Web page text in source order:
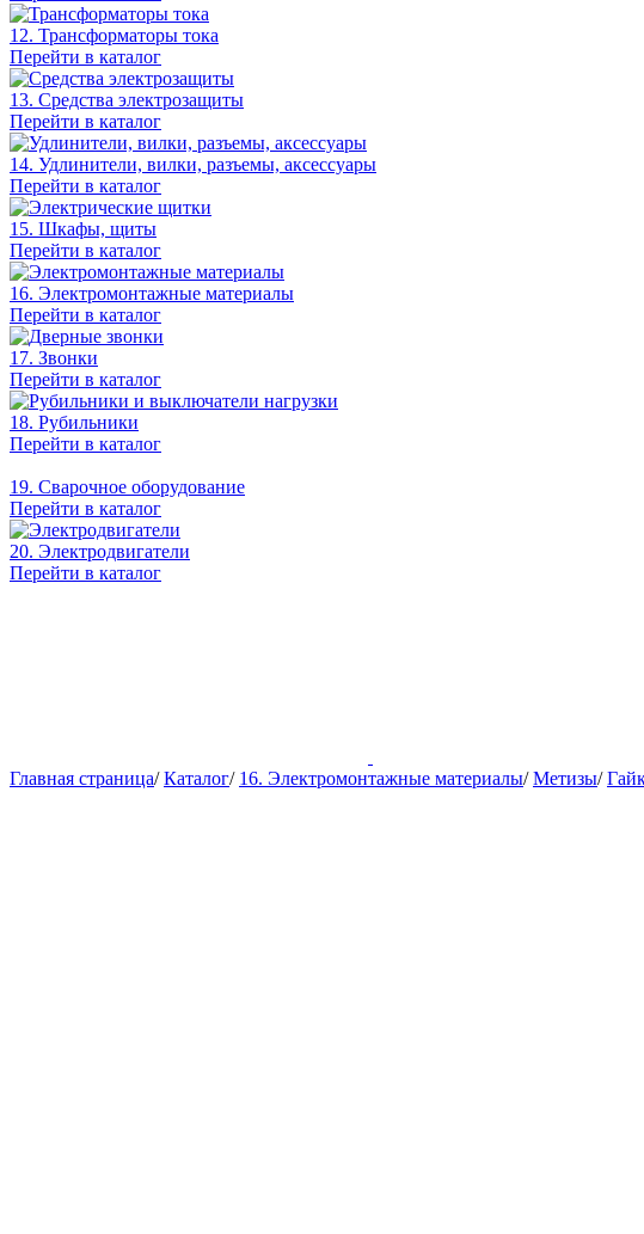
12. Трансформаторы тока
Перейти в каталог
13. Средства электрозащиты
Перейти в каталог
14. Удлинители, вилки, разъемы, аксессуары
Перейти в каталог
15. Шкафы, щиты
Перейти в каталог
16. Электромонтажные материалы
Перейти в каталог
17. Звонки
Перейти в каталог
18. Рубильники
Перейти в каталог
19. Сварочное оборудование
Перейти в каталог
20. Электродвигатели
Перейти в каталог
Главная страница/ Каталог/ 16. Электромонтажные материалы/ Метизы/